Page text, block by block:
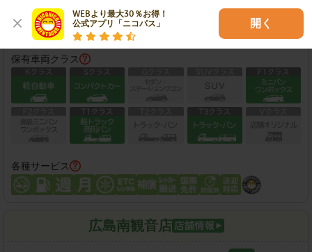
WEBより最大30％お得！
公式アプリ「ニコパス」
開く
この店舗で予約する
保有車両クラス
各種サービス
広島南観音店